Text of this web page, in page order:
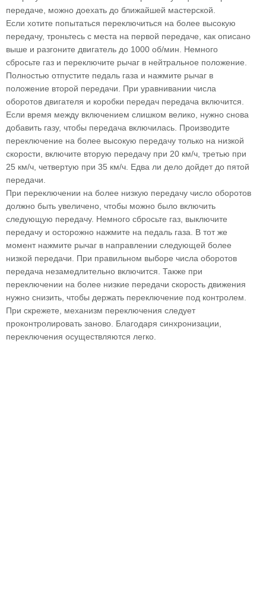
передаче, можно доехать до ближайшей мастерской.
Если хотите попытаться переключиться на более высокую
передачу, троньтесь с места на первой передаче, как описано
выше и разгоните двигатель до 1000 об/мин. Немного
сбросьте газ и переключите рычаг в нейтральное положение.
Полностью отпустите педаль газа и нажмите рычаг в
положение второй передачи. При уравнивании числа
оборотов двигателя и коробки передач передача включится.
Если время между включением слишком велико, нужно снова
добавить газу, чтобы передача включилась. Производите
переключение на более высокую передачу только на низкой
скорости, включите вторую передачу при 20 км/ч, третью при
25 км/ч, четвертую при 35 км/ч. Едва ли дело дойдет до пятой
передачи.
При переключении на более низкую передачу число оборотов
должно быть увеличено, чтобы можно было включить
следующую передачу. Немного сбросьте газ, выключите
передачу и осторожно нажмите на педаль газа. В тот же
момент нажмите рычаг в направлении следующей более
низкой передачи. При правильном выборе числа оборотов
передача незамедлительно включится. Также при
переключении на более низкие передачи скорость движения
нужно снизить, чтобы держать переключение под контролем.
При скрежете, механизм переключения следует
проконтролировать заново. Благодаря синхронизации,
переключения осуществляются легко.